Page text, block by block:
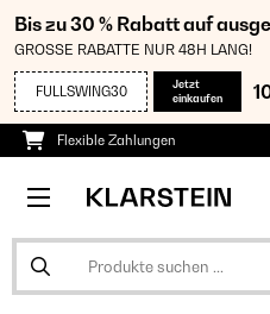
Bis zu 30 % Rabatt auf
GROSSE RABATTE NUR 48H LANG!
FULLSWING30
Jetzt
einkaufen
Flexible Zahlungen